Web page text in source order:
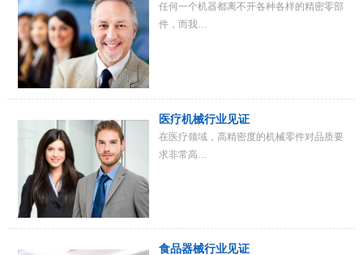
任何一个机器都离不开各种各样的精密零部
件，而我…
医疗机械行业见证
在医疗领域，高精密度的机械零件对品质要
求非常高…
食品器械行业见证